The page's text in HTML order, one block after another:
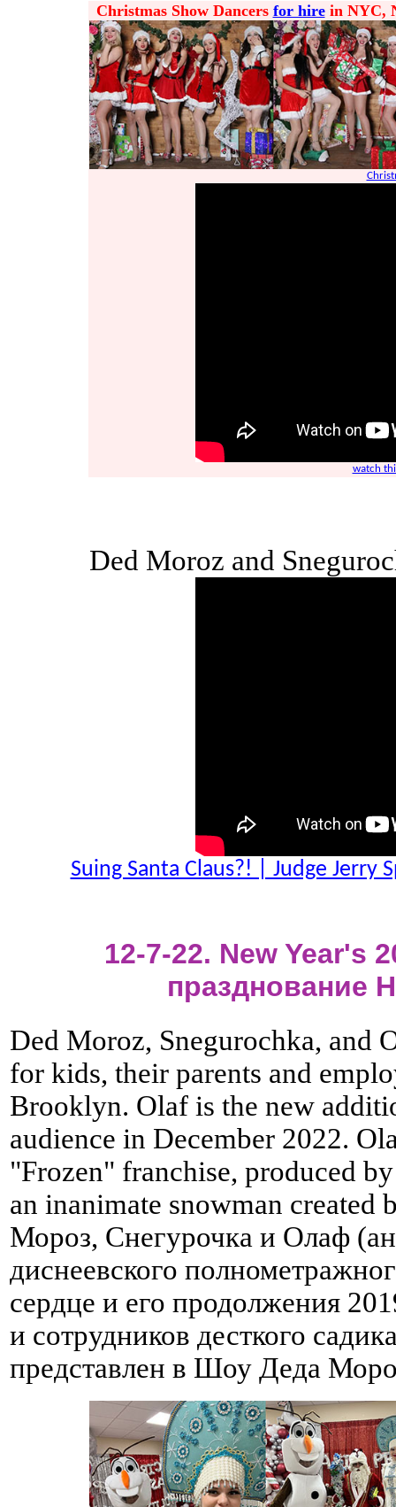
Christmas Show Dancers for hirein NYC,
watch
Ded Moroz and
Suing Santa Claus?! | Judge
12-7-22. New Year's
празднование
Ded Moroz, Snegurochka, and
for kids, their parents and
Brooklyn. Olaf is the new
audience in December 2022.
"Frozen" franchise, produced
an inanimate snowman
Мороз, Снегурочка и Олаф
диснеевского
сердце и его продолжения
и сотрудников десткого
представлен в Шоу Деда